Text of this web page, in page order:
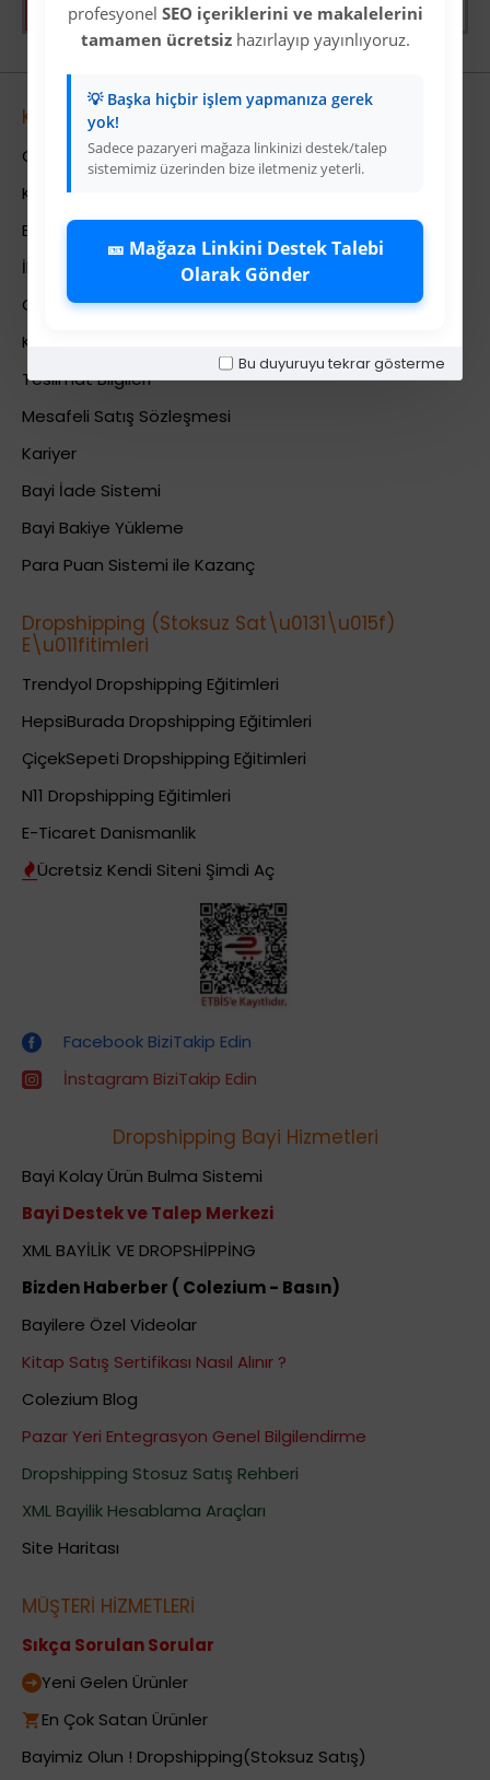
profesyonel SEO içeriklerini ve makalelerini
tamamen ücretsizhazırlayıp yayınlıyoruz.
💡 Başka hiçbir işlem yapmanıza gerek
yok!
Sadece pazaryeri mağaza linkinizi destek/talep
sistemimiz üzerinden bize iletmeniz yeterli.
🎫 Mağaza Linkini Destek Talebi
Olarak Gönder
Bu duyuruyu tekrar gösterme
Kurumsal
Colezium Hakkında
Kurumsal Bilgiler
Banka Hesab Bilgileri
İletişim
Gizlilik Politikası
Kullanıcı Sözleşmesi
Teslimat Bilgileri
Mesafeli Satış Sözleşmesi
Kariyer
Bayi İade Sistemi
Bayi Bakiye Yükleme
Para Puan Sistemi ile Kazanç
Dropshipping (Stoksuz Sat\u0131\u015f)
E\u011fitimleri
Trendyol Dropshipping Eğitimleri
HepsiBurada Dropshipping Eğitimleri
ÇiçekSepeti Dropshipping Eğitimleri
N11 Dropshipping Eğitimleri
E-Ticaret Danismanlik
Ücretsiz Kendi Siteni Şimdi Aç
Facebook BiziTakip Edin
İnstagram BiziTakip Edin
Dropshipping Bayi Hizmetleri
Bayi Kolay Ürün Bulma Sistemi
Bayi Destek ve Talep Merkezi
XML BAYİLİK VE DROPSHİPPİNG
Bizden Haberber ( Colezium - Basın)
Bayilere Özel Videolar
Kitap Satış Sertifikası Nasıl Alınır ?
Colezium Blog
Pazar Yeri Entegrasyon Genel Bilgilendirme
Dropshipping Stosuz Satış Rehberi
XML Bayilik Hesablama Araçları
Site Haritası
MÜŞTERİ HİZMETLERİ
Sıkça Sorulan Sorular
Yeni Gelen Ürünler
En Çok Satan Ürünler
Bayimiz Olun ! Dropshipping(Stoksuz Satış)